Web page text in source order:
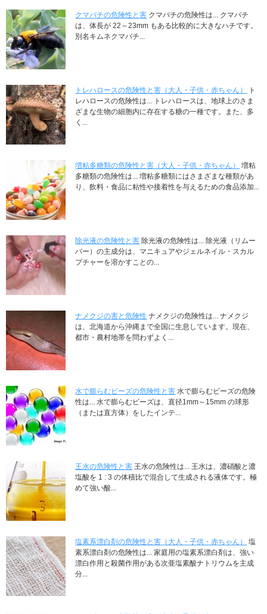
クマバチの危険性と害 クマバチの危険性は... クマバチ
は、体長が 22～23mm もある比較的に大きなハチです。
別名キムネクマバチ...
トレハロースの危険性と害（大人・子供・赤ちゃん）
ト
レハロースの危険性は... トレハロースは、地球上のさま
ざまな生物の細胞内に存在する糖の一種です。また、多
く...
増粘多糖類の危険性と害（大人・子供・赤ちゃん）
増粘
多糖類の危険性は... 増粘多糖類にはさまざまな種類があ
り、飲料・食品に粘性や接着性を与えるための食品添加...
除光液の危険性と害 除光液の危険性は... 除光液（リムー
バー）の主成分は、マニキュアやジェルネイル・スカル
プチャーを溶かすことの...
ナメクジの害と危険性 ナメクジの危険性は... ナメクジ
は、北海道から沖縄まで全国に生息しています。現在、
都市・農村地帯を問わずよく...
水で膨らむビーズの危険性と害 水で膨らむビーズの危険
性は... 水で膨らむビーズは、直径1mm～15mm の球形
（または直方体）をしたインテ...
王水の危険性と害 王水の危険性は... 王水は、濃硝酸と濃
塩酸を 1 : 3 の体積比で混合して生成される液体です。極
めて強い酸...
塩素系漂白剤の危険性と害（大人・子供・赤ちゃん）
塩
素系漂白剤の危険性は... 家庭用の塩素系漂白剤は、強い
漂白作用と殺菌作用がある次亜塩素酸ナトリウムを主成
分...